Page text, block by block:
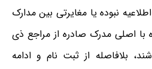
نبوده یا مغایرتی بین مدارک
با اصلی مدرک صادره از مراجع ذی
بلافاصله از ثبت نام و ادامه